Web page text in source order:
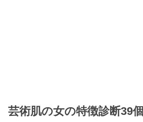
芸術肌の女の特徴診断39個